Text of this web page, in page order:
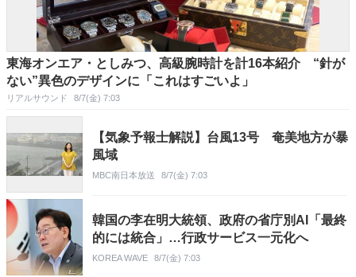
東海オンエア・としみつ、高級腕時計を計16本紹介 “針が
ない”異色のデザインに「これはすごいよ」
リアルサウンド 8/7(金) 7:03
【気象予報士解説】台風13号 奄美地方が暴
風域
MBC南日本放送 8/7(金) 7:03
韓国の李在明大統領、政府の省庁別AI「最終
的には統合」…行政サービス一元化へ
KOREA WAVE 8/7(金) 7:03